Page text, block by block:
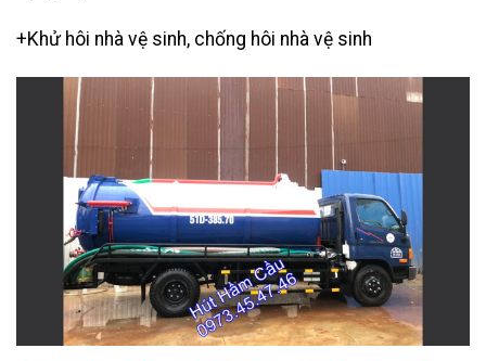
+Khử hôi nhà vệ sinh, chống hôi nhà vệ sinh